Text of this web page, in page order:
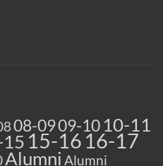
08-0909-10 10-11
15-16 16-17
Alumni Alumni